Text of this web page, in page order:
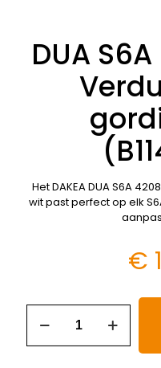
DUA
Het DAKEA DUA S6A
wit past perfect op elk
€